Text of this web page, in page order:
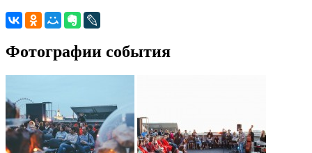
Фотографии события